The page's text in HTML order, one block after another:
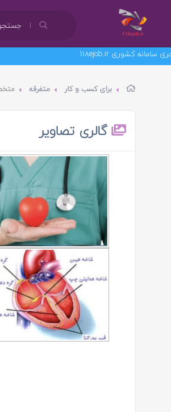
برای کسب و کار متفرقه
گالری تصاویر